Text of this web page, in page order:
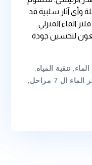
وأي آثار سلبية قد
الماء المنزلي
لتحسين جودة
, تنقية المياه,
ال 7 مراحل
,